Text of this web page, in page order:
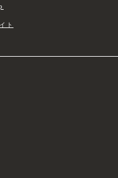
ト